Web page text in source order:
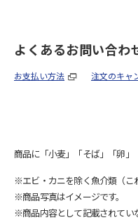
よくあるお問い合わ
お支払い方法 注文のキャ
商品に「小麦」「そば」「卵」
※エビ・カニを除く魚介類（こ
※商品写真はイメージです。
※商品内容として記載されてい